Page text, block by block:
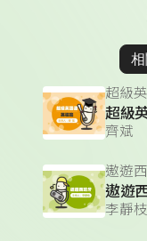
超級
齊斌
遨遊
遨遊
李靜枝